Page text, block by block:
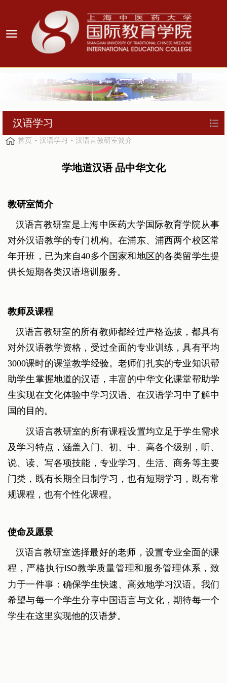
汉语学习
首页 汉语学习 汉语言教研室简介
学地道汉语 品中华文化
教研室简介
汉语言教研室是上海中医药大学国际教育学院从事
对外汉语教学的专门机构。在浦东、浦西两个校区常
年开班，已为来自40多个国家和地区的各类留学生提
供长短期各类汉语培训服务。
教师及课程
汉语言教研室的所有教师都经过严格选拔，都具有
对外汉语教学资格，受过全面的专业训练，具有平均
3000课时的课堂教学经验。老师们扎实的专业知识帮
助学生掌握地道的汉语，丰富的中华文化课堂帮助学
生实现在文化体验中学习汉语、在汉语学习中了解中
国的目的。
汉语言教研室的所有课程设置均立足于学生需求
及学习特点，涵盖入门、初、中、高各个级别，听、
说、读、写各项技能，专业学习、生活、商务等主要
门类，既有长期全日制学习，也有短期学习，既有常
规课程，也有个性化课程。
使命及愿景
汉语言教研室选择最好的老师，设置专业全面的课
程，严格执行 ISO教学质量管理和服务管理体系，致
力于一件事：确保学生快速、高效地学习汉语。我们
希望与每一个学生分享中国语言与文化，期待每一个
学生在这里实现他的汉语梦。